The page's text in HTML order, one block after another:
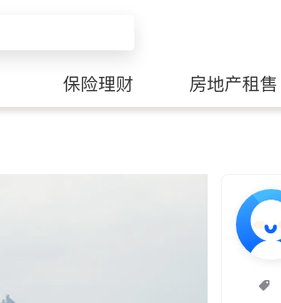
保险理财 房地产租售